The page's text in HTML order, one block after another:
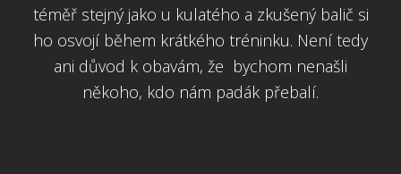
téměř stejný jako u kulatého a zkušený balič si
ho osvojí během krátkého tréninku. Není tedy
ani důvod k obavám, že bychom nenašli
někoho, kdo nám padák přebalí.